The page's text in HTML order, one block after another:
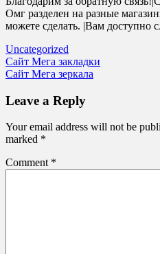
Омг разделен на разные
можете сделать. |Вам доступно
Uncategorized
Post
navigation
Сайт Мега закладки
Сайт Мега зеркала
Leave a Reply
Your email address will not be
marked *
Comment *